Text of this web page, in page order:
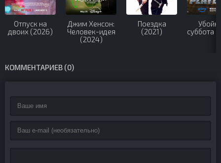
Отпуск на
двоих (2026)
Джим Хенсон:
Человек-идея
(2024)
Поездка
(2021)
суббота
КОММЕНТАРИЕВ (0)